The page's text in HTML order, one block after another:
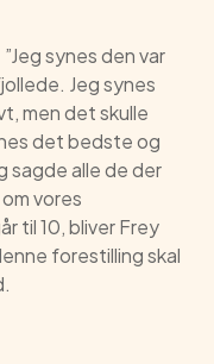
synes den var
Jeg synes
men det skulle
det bedste og
sagde alle de der
vores
til 10, bliver Frey
forestilling skal